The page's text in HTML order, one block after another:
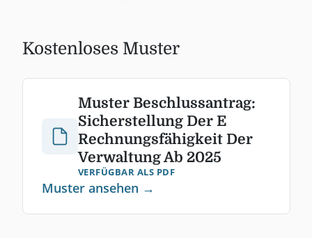
Kostenloses Muster
Muster Beschlussantrag:
Sicherstellung Der E
Rechnungsfähigkeit Der
Verwaltung Ab 2025
VERFÜGBAR ALS PDF
Muster ansehen →